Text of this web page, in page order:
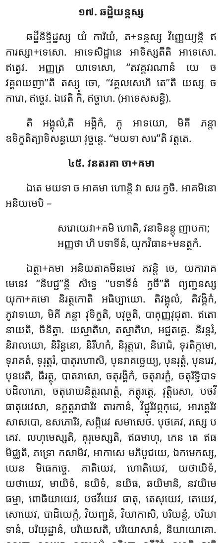
១៧. ឆដ្ឋិយន្តស្ស
ឆដ្ឋីនិទ្ទិដ្ឋស្ស យំ ការិយំ, ត+ទន្តស្ស វិញ្ញេយ្យន្តិ ឥ
ការស្សា+ទេសោ. អាទេសិដ្ឋានេ អាទិស្សតីតិ អាទេសោ.
ឥត្វេវ. អញ្ញត្រ យាទេសោ, ‘‘តវគ្គវរណានំ យេ ច
វគ្គពយញា’’តិ តស្ស ចោ, ‘‘វគ្គលសេហិ តេ’’តិ យស្ស ច
ការោ, ឥច្ចេវ. ឯវេតិ កិំ, ឥច្ចាហ. (អាទេសសន្ធិ).
តិ អង្គុលំ,តិ អង្គិកំ, ភូ អាទយោ, មិគី ភន្តា
ឧទិក្ខតិត្យាទិសន្ធយោ វុច្ចន្តេ. ‘‘មយទា សរេ’’តិ វត្តតេ.
៤៥. វនតរគា ចា+គមា
ឯតេ មយទា ច អាគមា ហោន្តិ វា សរេ ក្វចិ. អាគមិនោ
អនិយមេបិ –
សរោយេវា+គមិ ហោតិ, វនាទិនន្តុ ញាបកា;
អញ្ញថា ហិ បទាទីនំ, យុកវិធាន+មនត្ថកំ.
ឯត្ថា+គមា អនិយតាគមីនមេវ ភវន្តិ ចេ, យការាគ
មេនេវ ‘‘និបជ្ជ’’ន្តិ សិទ្ធេ ‘‘បទាទីនំ ក្វចី’’តិ ព្យញ្ជនស្ស
យុកា+គមោ និរត្ថកោតិ អធិប្បាយោ. តិវង្គុលំ, តិវង្គិកំ,
ភូវាទយោ, មិគី ភន្តា វុទិក្ខតិ, បវុច្ចតិ, បាគុញ្ញវុជុតា. ឥតោ
នាយតិ, ចិនិត្វា. យស្មាតិហ, តស្មាតិហ, អជ្ជតគ្គេ. និរន្តរំ,
និរាលយោ, និរិន្ធនោ, និរីហកំ, និរុត្តរោ, និរោជំ, ទុរតិក្កមោ,
ទុរាគតំ, ទុរុត្តរំ, បាតុរហោសិ, បុនរាគច្ឆេយ្យ, បុនរុត្តំ, បុនរេវ,
បុនរេតិ, ធីរត្ថុ, បាតរាសោ, ចតុរង្គិកំ, ចតុរារក្ខំ, ចតុរិទ្ធិបាទ
បដិលាភោ, ចតុរោឃនិត្ថរណត្ថំ, ភត្តុរត្ថេ, វុត្តិរេសា, បថវី
ធាតុរេវេសា, នក្ខត្តរាជារិវ តារកានំ, វិជ្ជុរិវព្ភកុដេ, អារគ្គេរិវ
សាសបោ, ឧសភោរិវ, សព្ភិរេវ សមាសេថ. បុថគេវ, រស្សេ ប
គេវ. លហុមេស្សតិ, គុរុមេស្សតិ, ឥធមាហុ, កេន តេ ឥធ
មិជ្ឈតិ, ភទ្រោ កសាមិវ, អាកាសេ មភិបូជយេ, ឯកមេកស្ស,
យេន មិធេកច្ចេ. ភាតិយេវ, ហោតិយេវ, យថាយិទំ,
យថាយេវ, មាយិទំ, នយិទំ, នយិធ, ឆយិមានិ, នវយិមេ
ធម្មា, ពោធិយាយេវ, បថវីយេវ ធាតុ, តេសុយេវ, តេយេវ,
សោយេវ, បាដិយេក្កំ, វិយញ្ជនំ, វិយាកាសិ, បរិយន្តំ, បរិយា
ទានំ, បរិយុដ្ឋានំ, បរិយេសតិ, បរិយោសានំ, និយាយោគោ.